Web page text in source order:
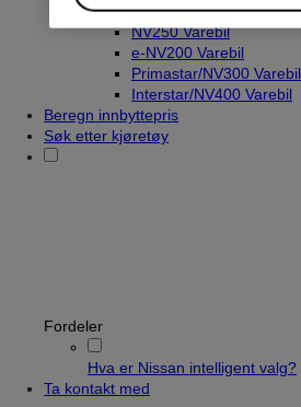
Townstar El-Varebil
NV250 Varebil
e-NV200 Varebil
Primastar/NV300 Varebil
Interstar/NV400 Varebil
Beregn innbyttepris
Søk etter kjøretøy
Fordeler
Hva er Nissan intelligent valg?
Ta kontakt med